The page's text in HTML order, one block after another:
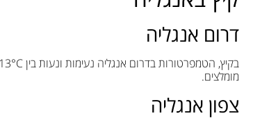
דרום אנגליה
מומלצים.
צפון אנגליה